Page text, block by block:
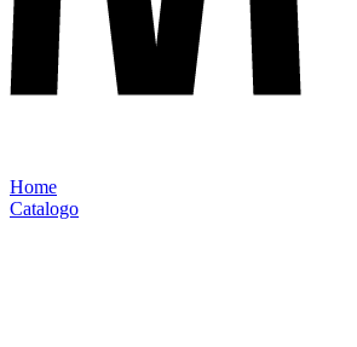
Home
Catalogo